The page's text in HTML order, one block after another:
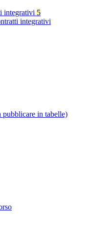
integrativi 5
integrativi
in tabelle)